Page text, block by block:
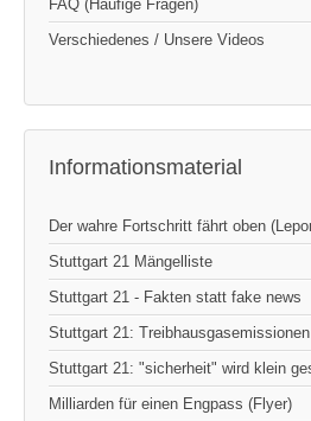
FAQ (Häufige Fragen)
Verschiedenes / Unsere Videos
Informationsmaterial
Der wahre Fortschritt fährt oben
Stuttgart 21 Mängelliste
Stuttgart 21 - Fakten statt fake news
Stuttgart 21: Treibhausgasemissionen
Stuttgart 21: "sicherheit" wird klein
Milliarden für einen Engpass (Flyer)